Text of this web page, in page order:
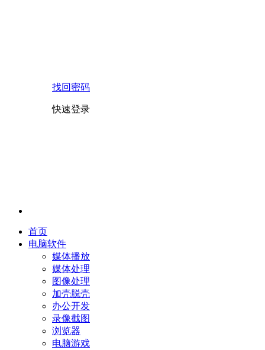
找回密码
快速登录
首页
电脑软件
媒体播放
媒体处理
图像处理
加壳脱壳
办公开发
录像截图
浏览器
电脑游戏